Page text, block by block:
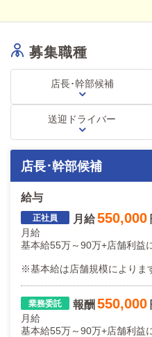
9時間勤務(内1時間休憩)
・待遇
社会保険完備
交通費支給
寮完備(単身用で家電 家具付き)
・業務内容
お客様の電話応対
ホームページの更新作業
ドライバーさんへの業務連絡
スタッフ教育
面接対応
・募集エリア
ご応募・お問い合わせお待ちし
募集職種
店長･幹部候補
送迎ドライバー
店長･幹部候補
給与
月給550,000
月給
基本給55万～90万+店舗利益
※基本給は店舗規模によりま
報酬 550,000
月給
基本給55万～90万+店舗利益